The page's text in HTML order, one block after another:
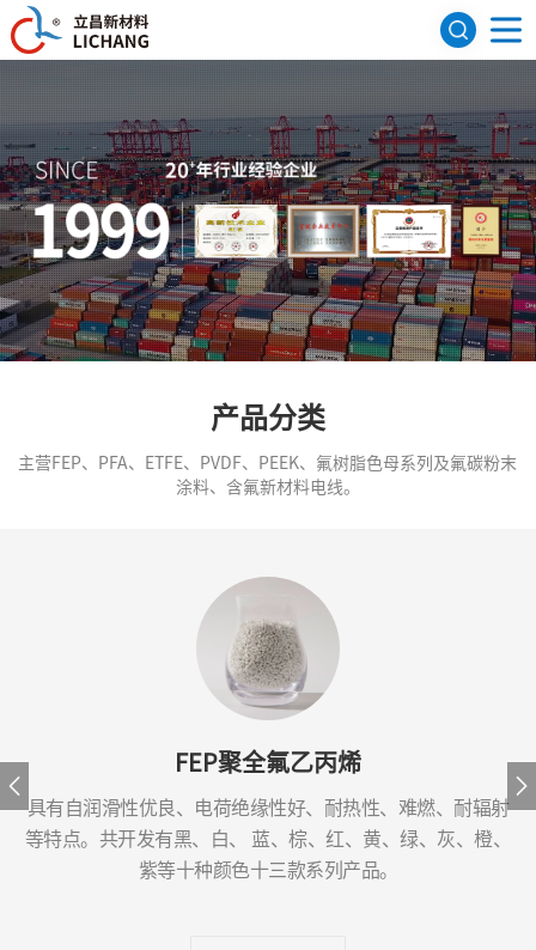
网站首页
关于我们
公司简介
发展历程
荣誉资质
研发机构
产品展示
FEP聚全氟乙丙烯
PFA可熔性聚四氟乙烯
PVDF聚偏氟乙烯
ETFE四氟乙烯共聚物
氟树脂色母
PEEK系列
应用领域
航天航空
建筑领域
医疗器械
电子电气
新闻资讯
产品分类
主营FEP、PFA、ETFE、PVDF、PEEK、氟树脂色母系列及氟碳粉末
涂料、含氟新材料电线。
FEP聚全氟乙丙烯
具有自润滑性优良、电荷绝缘性好、耐热性、难燃、耐辐射
等特点。共开发有黑、白、 蓝、棕、红、黄、绿、灰、橙、
紫等十种颜色十三款系列产品。